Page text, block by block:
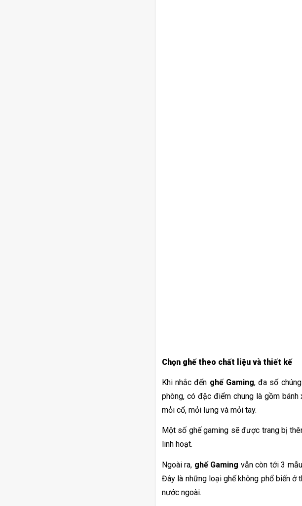
Chọn ghế theo chất liệu và thiết kế
Khi nhắc đến ghế Gaming, đa số
phòng, có đặc điểm chung là gồm
mỏi cổ, mỏi lưng và mỏi tay.
Một số ghế gaming sẽ được trang bị
linh hoạt.
Ngoài ra, ghế Gaming vẫn còn tới 3
Đây là những loại ghế không phổ biến ở
nước ngoài.